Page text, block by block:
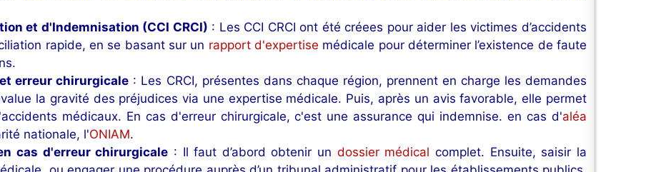
et d'Indemnisation (CCI CRCI) : Les CCI CRCI ont été créees pour aider les victimes d’accidents
rapide, en se basant sur un rapport d'expertise médicale pour déterminer l’existence de faute
erreur chirurgicale : Les CRCI, présentes dans chaque région, prennent en charge les demandes
la gravité des préjudices via une expertise médicale. Puis, après un avis favorable, elle permet
médicaux. En cas d'erreur chirurgicale, c'est une assurance qui indemnise. en cas d'aléa
nationale, l'ONIAM.
cas d'erreur chirurgicale : Il faut d’abord obtenir un dossier médicalcomplet. Ensuite, saisir la